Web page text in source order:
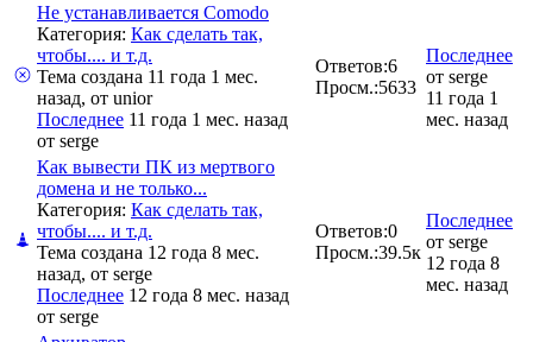
Не устанавливается Comodo
Категория: Как сделать так,
чтобы.... и т.д.
Тема создана 11 года 1 мес.
назад, от unior
Последнее 11 года 1 мес. назад
от serge
Ответов:6
Просм.:5633
Последнее
от serge
11 года 1
мес. назад
Как вывести ПК из мертвого
домена и не только...
Категория: Как сделать так,
чтобы.... и т.д.
Тема создана 12 года 8 мес.
назад, от serge
Последнее 12 года 8 мес. назад
от serge
Ответов:0
Просм.:39.5к
Последнее
от serge
12 года 8
мес. назад